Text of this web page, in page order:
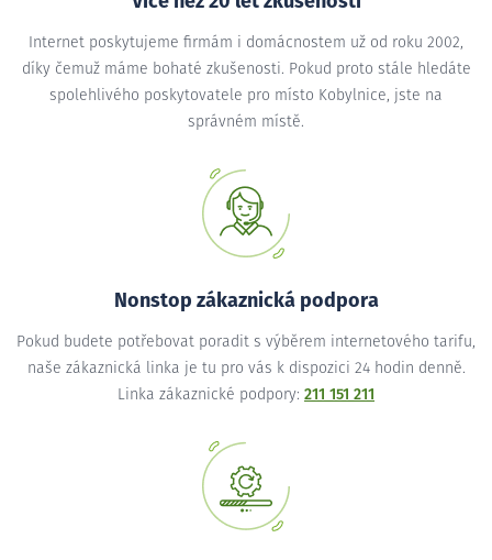
Internet poskytujeme firmám i domácnostem už od roku 2002,
díky čemuž máme bohaté zkušenosti. Pokud proto stále hledáte
spolehlivého poskytovatele pro místo Kobylnice, jste na
správném místě.
Nonstop zákaznická podpora
Pokud budete potřebovat poradit s výběrem internetového tarifu,
naše zákaznická linka je tu pro vás k dispozici 24 hodin denně.
Linka zákaznické podpory: 211 151 211